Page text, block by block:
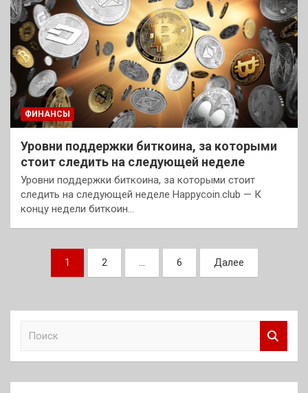
ФИНАНСЫ
Уровни поддержки биткоина, за которыми
стоит следить на следующей неделе
Уровни поддержки биткоина, за которыми стоит
следить на следующей неделе Happycoin.club — К
концу недели биткоин…
Пагинация
записей
1 2 … 6 Далее
к